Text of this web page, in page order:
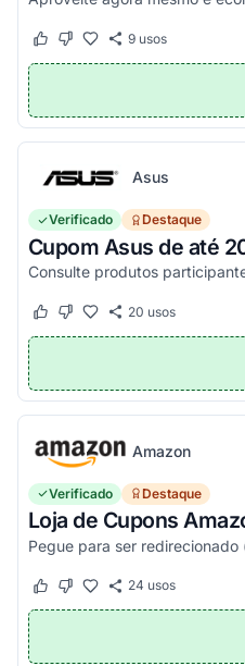
Este cupom funcionou
Este cupom não funcionou
9usos
Asus
Verificado Destaque
Cupom Asus de até
Este cupom funcionou
Este cupom não funcionou
20 usos
Amazon
Verificado Destaque
Loja de Cupons
Este cupom funcionou
Este cupom não funcionou
24 usos